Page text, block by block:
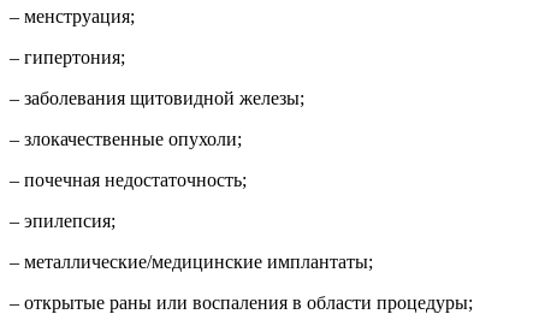
– менструация;
– гипертония;
– заболевания щитовидной железы;
– злокачественные опухоли;
– почечная недостаточность;
– эпилепсия;
– металлические/медицинские имплантаты;
– открытые раны или воспаления в области процедуры;